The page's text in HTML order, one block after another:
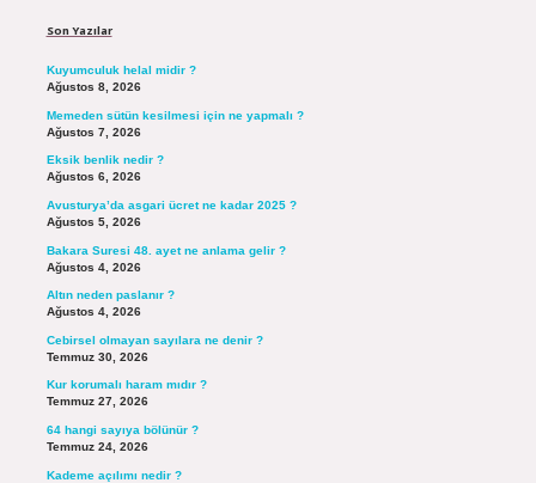
Son Yazılar
Kuyumculuk helal midir ?
Ağustos 8, 2026
Memeden sütün kesilmesi için ne yapmalı ?
Ağustos 7, 2026
Eksik benlik nedir ?
Ağustos 6, 2026
Avusturya’da asgari ücret ne kadar 2025 ?
Ağustos 5, 2026
Bakara Suresi 48. ayet ne anlama gelir ?
Ağustos 4, 2026
Altın neden paslanır ?
Ağustos 4, 2026
Cebirsel olmayan sayılara ne denir ?
Temmuz 30, 2026
Kur korumalı haram mıdır ?
Temmuz 27, 2026
64 hangi sayıya bölünür ?
Temmuz 24, 2026
Kademe açılımı nedir ?